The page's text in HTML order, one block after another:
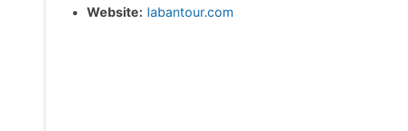
Website: labantour.com